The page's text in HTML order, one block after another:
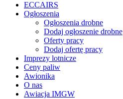
ECCAIRS
Ogłoszenia
Ogłoszenia drobne
Dodaj ogłoszenie drobne
Oferty pracy
Dodaj ofertę pracy
Imprezy lotnicze
Ceny paliw
Awionika
O nas
Awiacja IMGW